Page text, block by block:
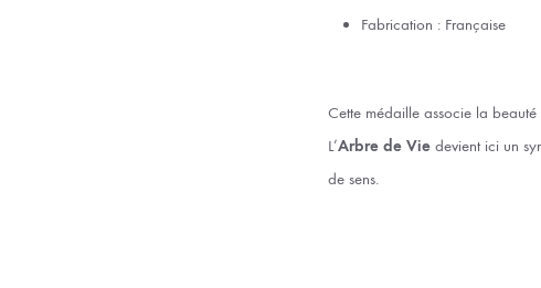
Fabrication : Française
Cette médaille associe la
L’Arbre de Vie devient ici un
de sens.